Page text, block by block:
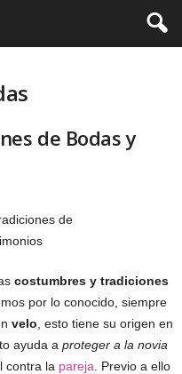
de Bodas y
costumbres y tradiciones
por lo conocido, siempre
velo , esto tiene su origen en
ayuda a proteger a la novia
contra la pareja . Previo a ello